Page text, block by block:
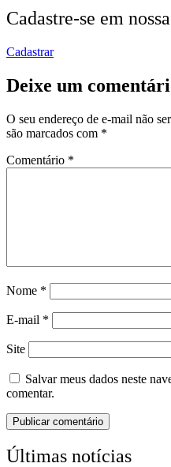
Cadastre-se em
Cadastrar
Deixe um
O seu endereço de e-mail não
são marcados com *
Comentário *
Nome *
E-mail *
Site
Salvar meus dados neste
comentar.
Últimas notícias